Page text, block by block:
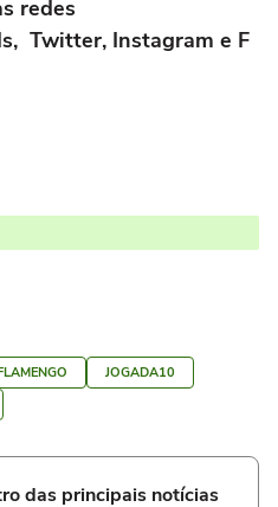
redes
Twitter, Instagram e F
JOGADA10
das principais notícias